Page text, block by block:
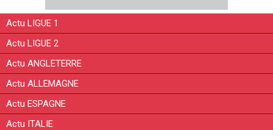
Actu LIGUE 1
Actu LIGUE 2
Actu ANGLETERRE
Actu ALLEMAGNE
Actu ESPAGNE
Actu ITALIE